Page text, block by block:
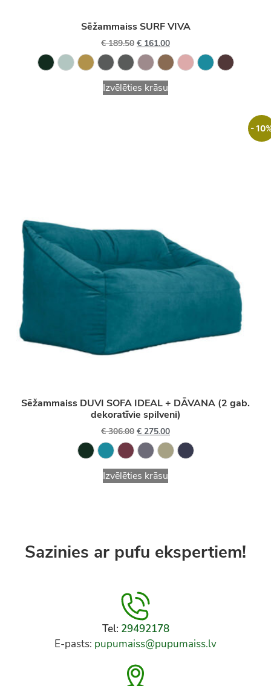
Sēžammaiss SURF VIVA
€189.50 € 161.00
Izvēlēties krāsu
-
Sēžammaiss DUVI SOFA IDEAL + DĀVANA (2 gab.
dekoratīvie spilveni)
€306.00 € 275.00
Izvēlēties krāsu
Sazinies ar pufu ekspertiem!
Tel: 29492178
E-pasts: pupumaiss@pupumaiss.lv